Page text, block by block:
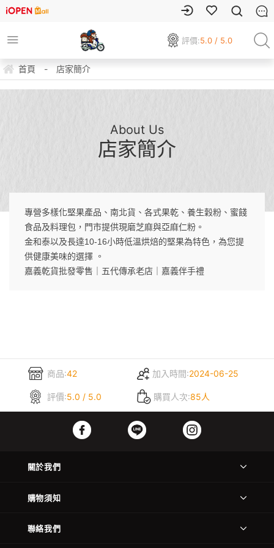
評價:5.0 / 5.0
首頁 - 店家簡介
About Us
店家簡介
專營多樣化堅果產品、南北貨、各式果乾、養生穀粉、蜜餞
食品及料理包，門市提供現磨芝麻與亞麻仁粉。
金和泰以及長達10-16小時低溫烘焙的堅果為特色，為您提
供健康美味的選擇 。
嘉義乾貨批發零售｜五代傳承老店｜嘉義伴手禮
商品:42 加入時間:2024-06-25
評價:5.0 / 5.0 購買人次:85人
關於我們
購物須知
聯絡我們